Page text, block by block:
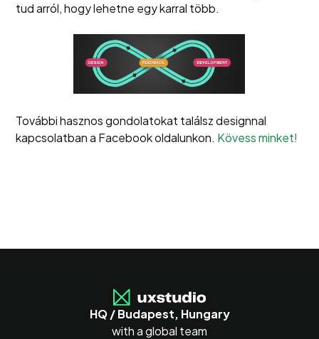
tud arról, hogy lehetne egy karral több.
További hasznos gondolatokat találsz designnal
kapcsolatban a Facebook oldalunkon. Kövess minket!
HQ / Budapest, Hungary
with a global team